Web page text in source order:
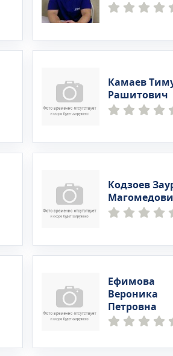
Камаев
Рашитович
Кодзоев
Ефимова
Вероника
Петровна